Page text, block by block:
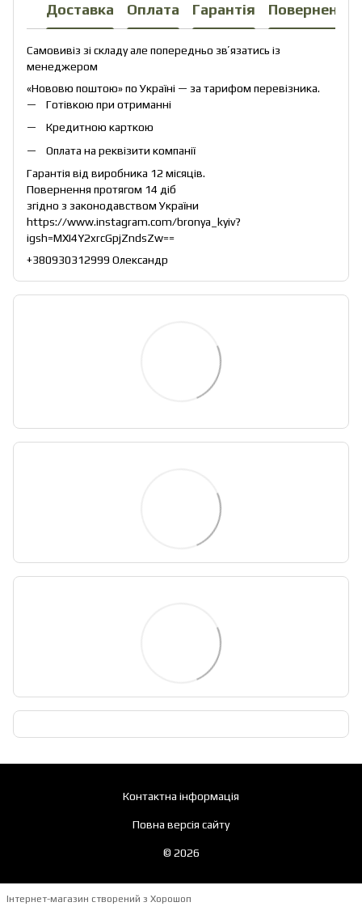
Доставка Оплата Гарантія Повернення
Самовивіз зі складу але попередньо звʼязатись із
менеджером
«Нововю поштою» по Україні — за тарифом перевізника.
Готівкою при отриманні
Кредитною карткою
Оплата на реквізити компанії
Гарантія від виробника 12 місяців.
Повернення протягом 14 діб
згідно з законодавством України
https://www.instagram.com/bronya_kyiv?
igsh=MXI4Y2xrcGpjZndsZw==
+380930312999 Олександр
Контактна інформація
Повна версія сайту
© 2026
Інтернет-магазин створений з Хорошоп